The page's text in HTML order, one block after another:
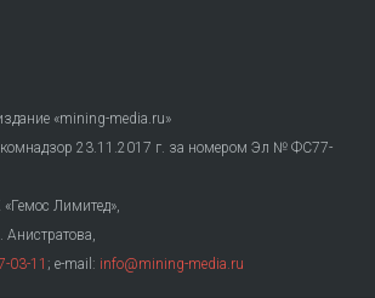
«mining-media.ru»
23.11.2017 г. за номером Эл № ФС77-
Лимитед»,
Анистратова,
03-11 ; e-mail: info@mining-media.ru